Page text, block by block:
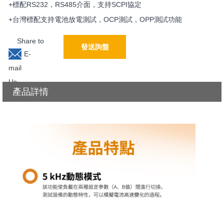
+標配RS232，RS485介面，支持SCPI協定
+台灣標配支持電池放電測試，OCP測試，OPP測試功能
Share to
E-
mail
Us
發送詢盤
產品詳情